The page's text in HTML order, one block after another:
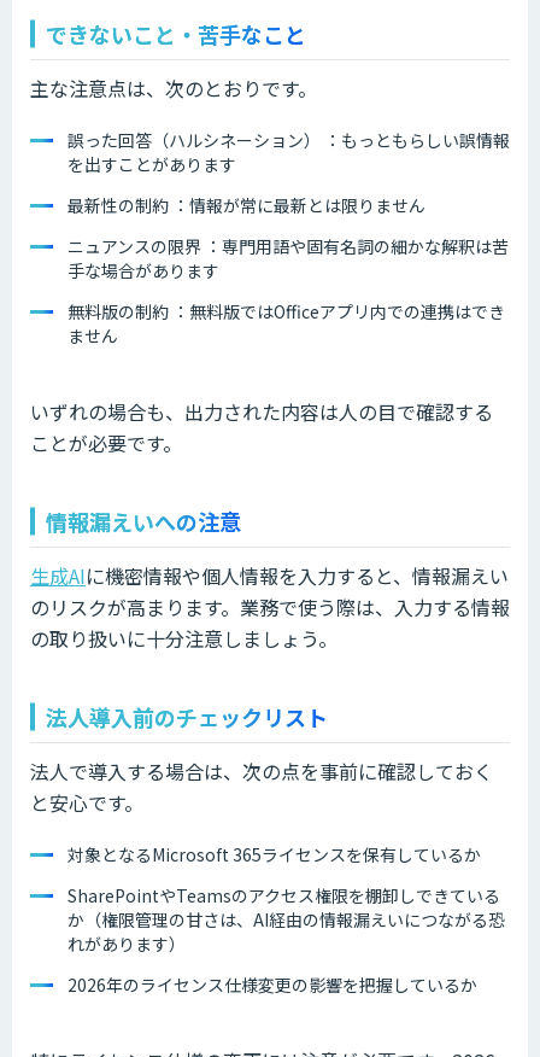
できないこと・苦手なこと
主な注意点は、次のとおりです。
誤った回答（ハルシネーション） ：もっともらしい誤情報
を出すことがあります
最新性の制約 ：情報が常に最新とは限りません
ニュアンスの限界 ：専門用語や固有名詞の細かな解釈は苦
手な場合があります
無料版の制約 ：無料版ではOfficeアプリ内での連携はでき
ません
いずれの場合も、出力された内容は人の目で確認する
ことが必要です。
情報漏えいへの注意
生成AIに機密情報や個人情報を入力すると、情報漏えい
のリスクが高まります。業務で使う際は、入力する情報
の取り扱いに十分注意しましょう。
法人導入前のチェックリスト
法人で導入する場合は、次の点を事前に確認しておく
と安心です。
対象となるMicrosoft 365ライセンスを保有しているか
SharePointやTeamsのアクセス権限を棚卸しできている
か（権限管理の甘さは、AI経由の情報漏えいにつながる恐
れがあります）
2026年のライセンス仕様変更の影響を把握しているか